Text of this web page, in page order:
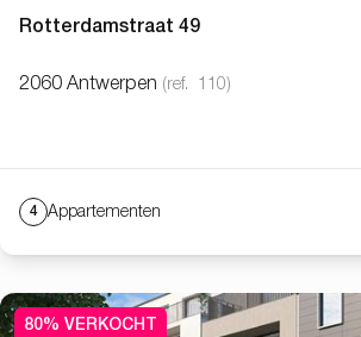
Rotterdamstraat 49
2060 Antwerpen (ref. 110)
4 Appartementen
80% VERKOCHT